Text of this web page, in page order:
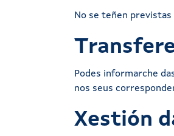
No se teñen
Podes informarche
nos seus
Xestión